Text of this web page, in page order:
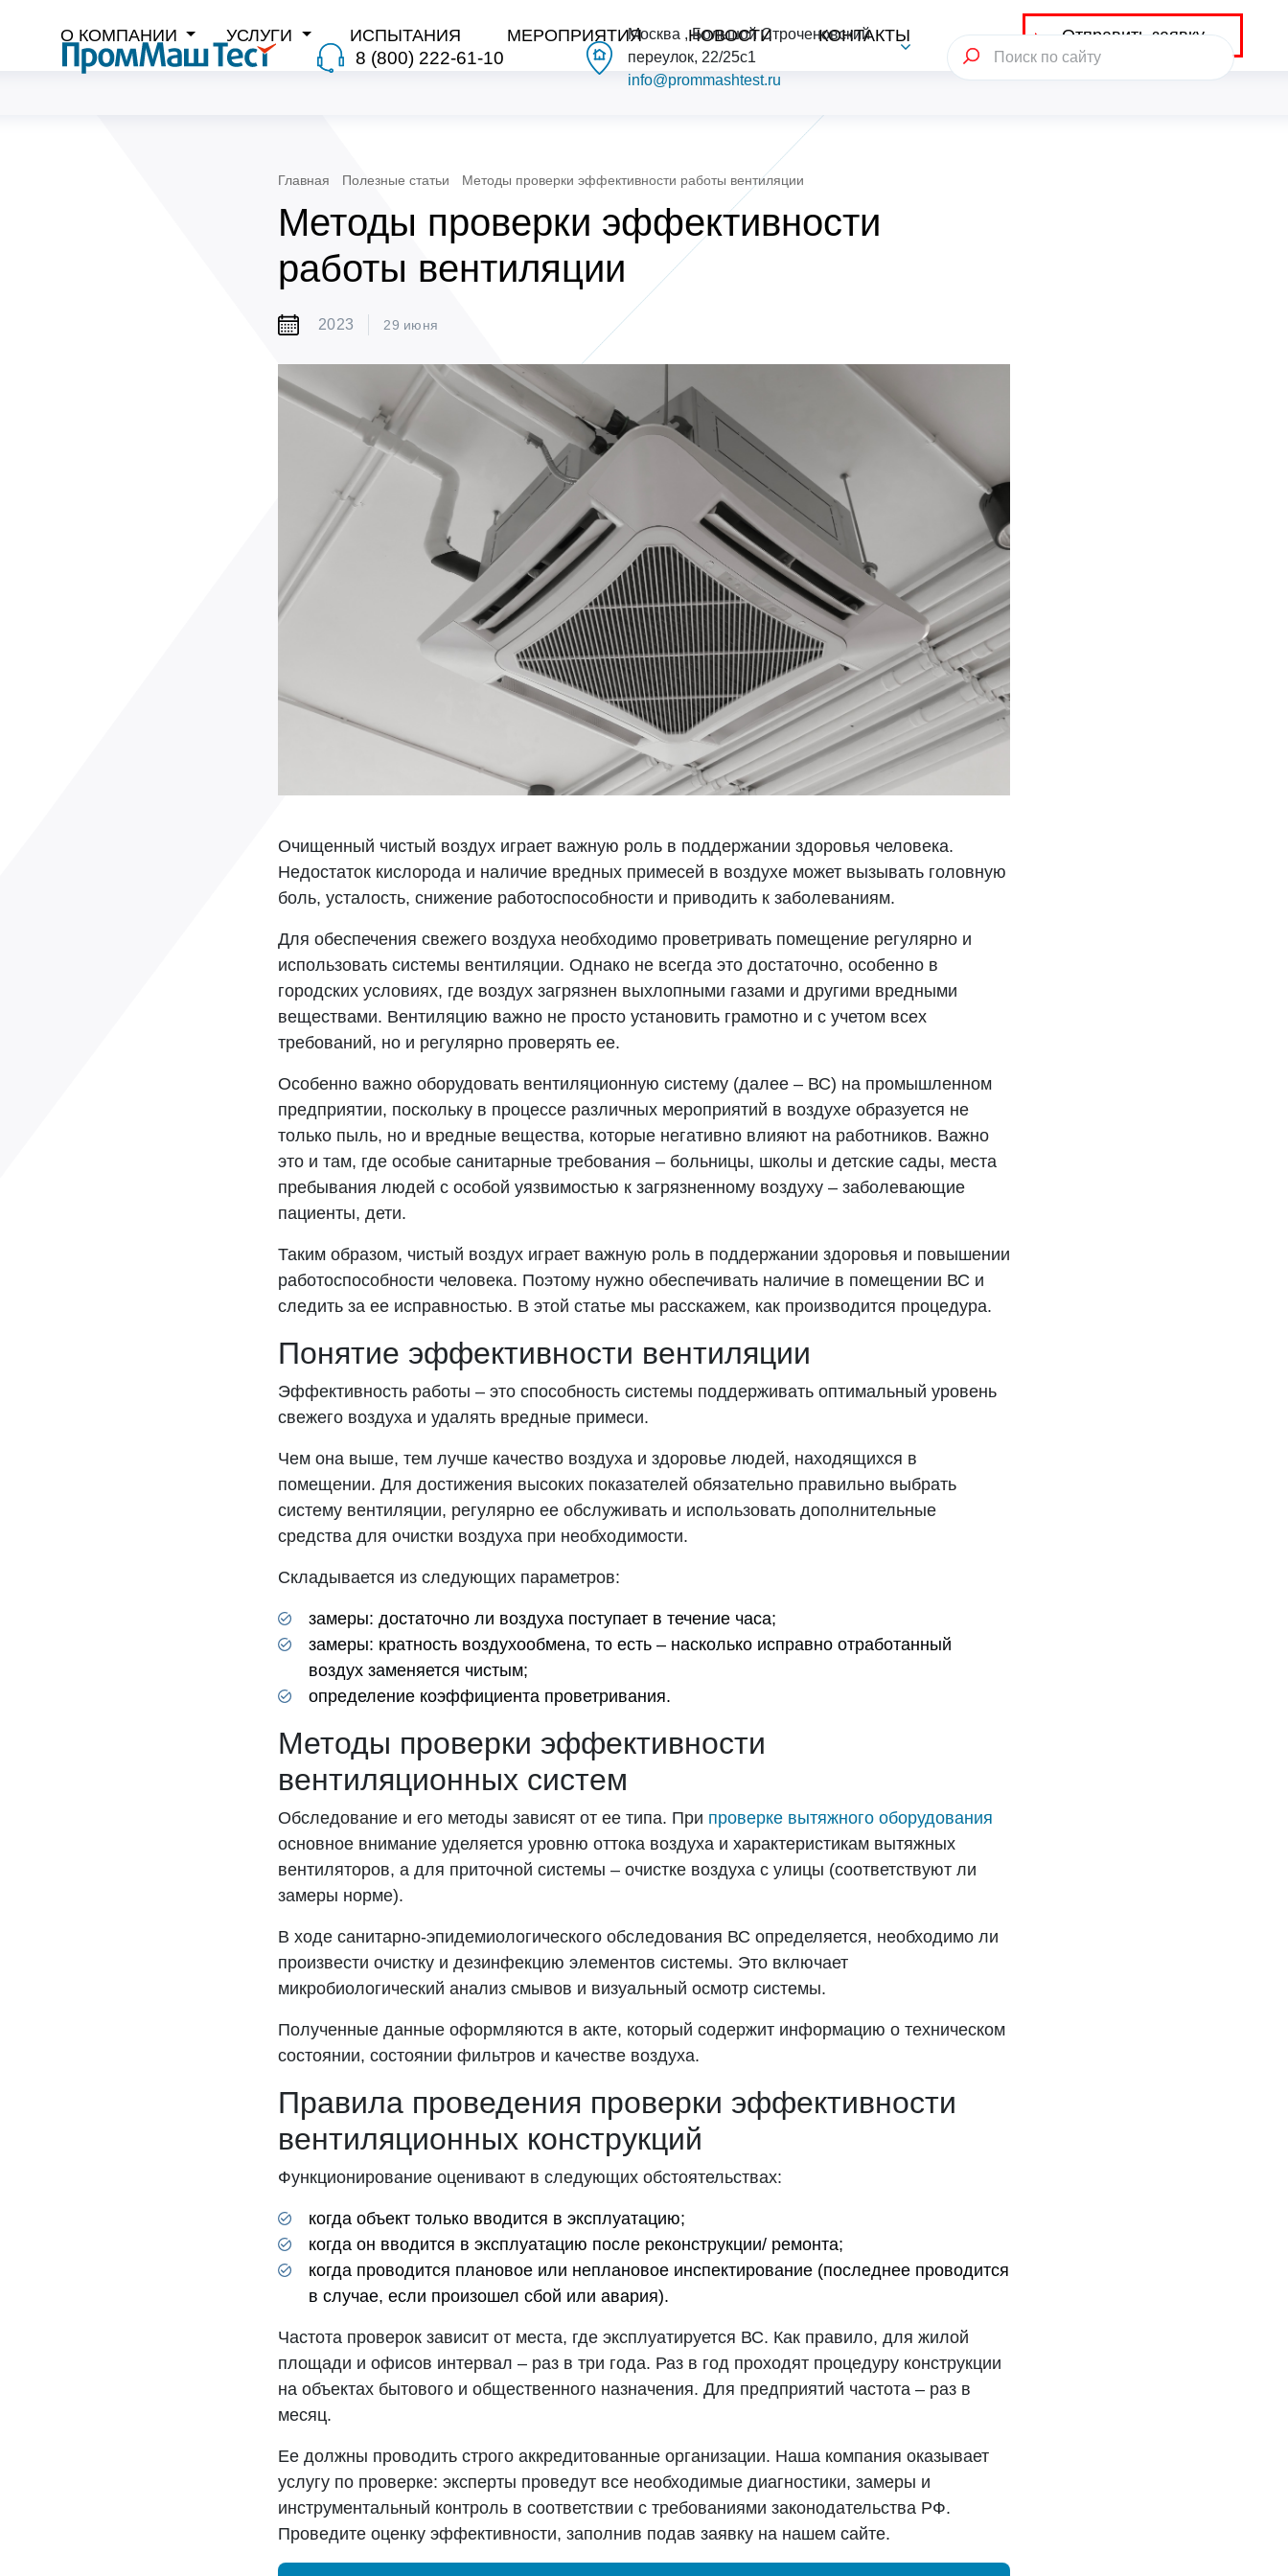
8 (800) 222-61-10
Москва , Большой Строченовский
переулок, 22/25с1
info@prommashtest.ru
О КОМПАНИИ УСЛУГИ ИСПЫТАНИЯ МЕРОПРИЯТИЯ НОВОСТИ КОНТАКТЫ Отправить заявку
Главная Полезные статьи Методы проверки эффективности работы вентиляции
Методы проверки эффективности
работы вентиляции
2023 29 июня
Очищенный чистый воздух играет важную роль в поддержании здоровья человека.
Недостаток кислорода и наличие вредных примесей в воздухе может вызывать головную
боль, усталость, снижение работоспособности и приводить к заболеваниям.
Для обеспечения свежего воздуха необходимо проветривать помещение регулярно и
использовать системы вентиляции. Однако не всегда это достаточно, особенно в
городских условиях, где воздух загрязнен выхлопными газами и другими вредными
веществами. Вентиляцию важно не просто установить грамотно и с учетом всех
требований, но и регулярно проверять ее.
Особенно важно оборудовать вентиляционную систему (далее – ВС) на промышленном
предприятии, поскольку в процессе различных мероприятий в воздухе образуется не
только пыль, но и вредные вещества, которые негативно влияют на работников. Важно
это и там, где особые санитарные требования – больницы, школы и детские сады, места
пребывания людей с особой уязвимостью к загрязненному воздуху – заболевающие
пациенты, дети.
Таким образом, чистый воздух играет важную роль в поддержании здоровья и повышении
работоспособности человека. Поэтому нужно обеспечивать наличие в помещении ВС и
следить за ее исправностью. В этой статье мы расскажем, как производится процедура.
Понятие эффективности вентиляции
Эффективность работы – это способность системы поддерживать оптимальный уровень
свежего воздуха и удалять вредные примеси.
Чем она выше, тем лучше качество воздуха и здоровье людей, находящихся в
помещении. Для достижения высоких показателей обязательно правильно выбрать
систему вентиляции, регулярно ее обслуживать и использовать дополнительные
средства для очистки воздуха при необходимости.
Складывается из следующих параметров:
замеры: достаточно ли воздуха поступает в течение часа;
замеры: кратность воздухообмена, то есть – насколько исправно отработанный
воздух заменяется чистым;
определение коэффициента проветривания.
Методы проверки эффективности
вентиляционных систем
Обследование и его методы зависят от ее типа. При проверке вытяжного оборудования
основное внимание уделяется уровню оттока воздуха и характеристикам вытяжных
вентиляторов, а для приточной системы – очистке воздуха с улицы (соответствуют ли
замеры норме).
В ходе санитарно-эпидемиологического обследования ВС определяется, необходимо ли
произвести очистку и дезинфекцию элементов системы. Это включает
микробиологический анализ смывов и визуальный осмотр системы.
Полученные данные оформляются в акте, который содержит информацию о техническом
состоянии, состоянии фильтров и качестве воздуха.
Правила проведения проверки эффективности
вентиляционных конструкций
Функционирование оценивают в следующих обстоятельствах:
когда объект только вводится в эксплуатацию;
когда он вводится в эксплуатацию после реконструкции/ ремонта;
когда проводится плановое или неплановое инспектирование (последнее проводится
в случае, если произошел сбой или авария).
Частота проверок зависит от места, где эксплуатируется ВС. Как правило, для жилой
площади и офисов интервал – раз в три года. Раз в год проходят процедуру конструкции
на объектах бытового и общественного назначения. Для предприятий частота – раз в
месяц.
Ее должны проводить строго аккредитованные организации. Наша компания оказывает
услугу по проверке: эксперты проведут все необходимые диагностики, замеры и
инструментальный контроль в соответствии с требованиями законодательства РФ.
Проведите оценку эффективности, заполнив подав заявку на нашем сайте.